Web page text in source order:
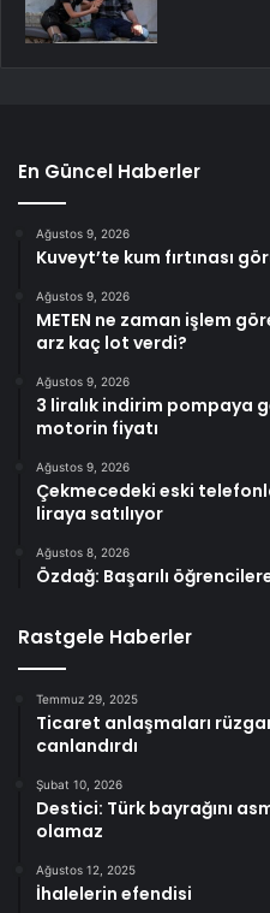
En Güncel Haberler
Ağustos 9, 2026
Kuveyt’te kum fırtınası
Ağustos 9, 2026
METEN ne zaman işlem
arz kaç lot verdi?
Ağustos 9, 2026
3 liralık indirim pompaya
motorin fiyatı
Ağustos 9, 2026
Çekmecedeki eski
liraya satılıyor
Ağustos 8, 2026
Özdağ: Başarılı
Rastgele Haberler
Temmuz 29, 2025
Ticaret anlaşmaları
canlandırdı
Şubat 10, 2026
Destici: Türk bayrağını
olamaz
Ağustos 12, 2025
İhalelerin efendisi